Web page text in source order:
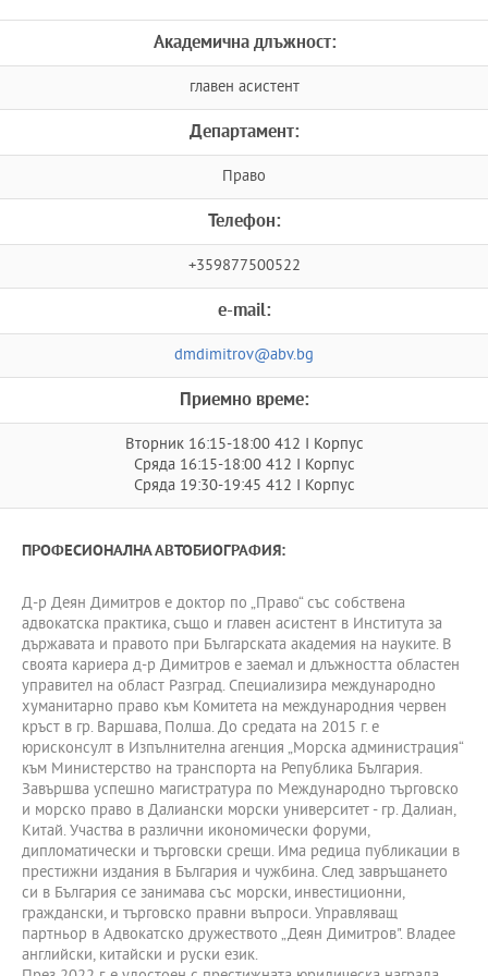
Академична длъжност:
главен асистент
Департамент:
Право
Телефон:
+359877500522
e-mail:
dmdimitrov@abv.bg
Приемно време:
Вторник 16:15-18:00 412 I Корпус
Сряда 16:15-18:00 412 I Корпус
Сряда 19:30-19:45 412 I Корпус
ПРОФЕСИОНАЛНА АВТОБИОГРАФИЯ:
Д-р Деян Димитров е доктор по „Право“ със собствена
адвокатска практика, също и главен асистент в Института за
държавата и правото при Българската академия на науките. В
своята кариера д-р Димитров е заемал и длъжността областен
управител на област Разград. Специализира международно
хуманитарно право към Комитета на международния червен
кръст в гр. Варшава, Полша. До средата на 2015 г. е
юрисконсулт в Изпълнителна агенция „Морска администрация“
към Министерство на транспорта на Република България.
Завършва успешно магистратура по Международно търговско
и морско право в Далиански морски университет - гр. Далиан,
Китай. Участва в различни икономически форуми,
дипломатически и търговски срещи. Има редица публикации в
престижни издания в България и чужбина. След завръщането
си в България се занимава със морски, инвестиционни,
граждански, и търговско правни въпроси. Управляващ
партньор в Адвокатско дружеството „Деян Димитров". Владее
английски, китайски и руски език.